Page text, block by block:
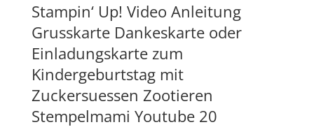
Stampin‘ Up! Video Anleitung
Grusskarte Dankeskarte oder
Einladungskarte zum
Kindergeburtstag mit
Zuckersuessen Zootieren
Stempelmami Youtube 20